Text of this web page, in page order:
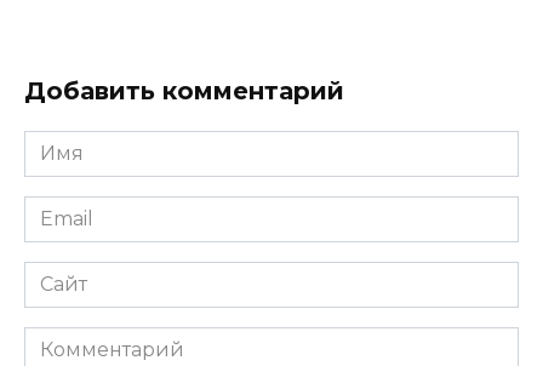
Добавить комментарий
Имя
Email
Сайт
Комментарий